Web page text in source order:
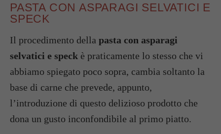
PASTA CON ASPARAGI SELVATICI E
SPECK
Il procedimento della pasta con asparagi
selvatici e speck è praticamente lo stesso che vi
abbiamo spiegato poco sopra, cambia soltanto la
base di carne che prevede, appunto,
l’introduzione di questo delizioso prodotto che
dona un gusto inconfondibile al primo piatto.